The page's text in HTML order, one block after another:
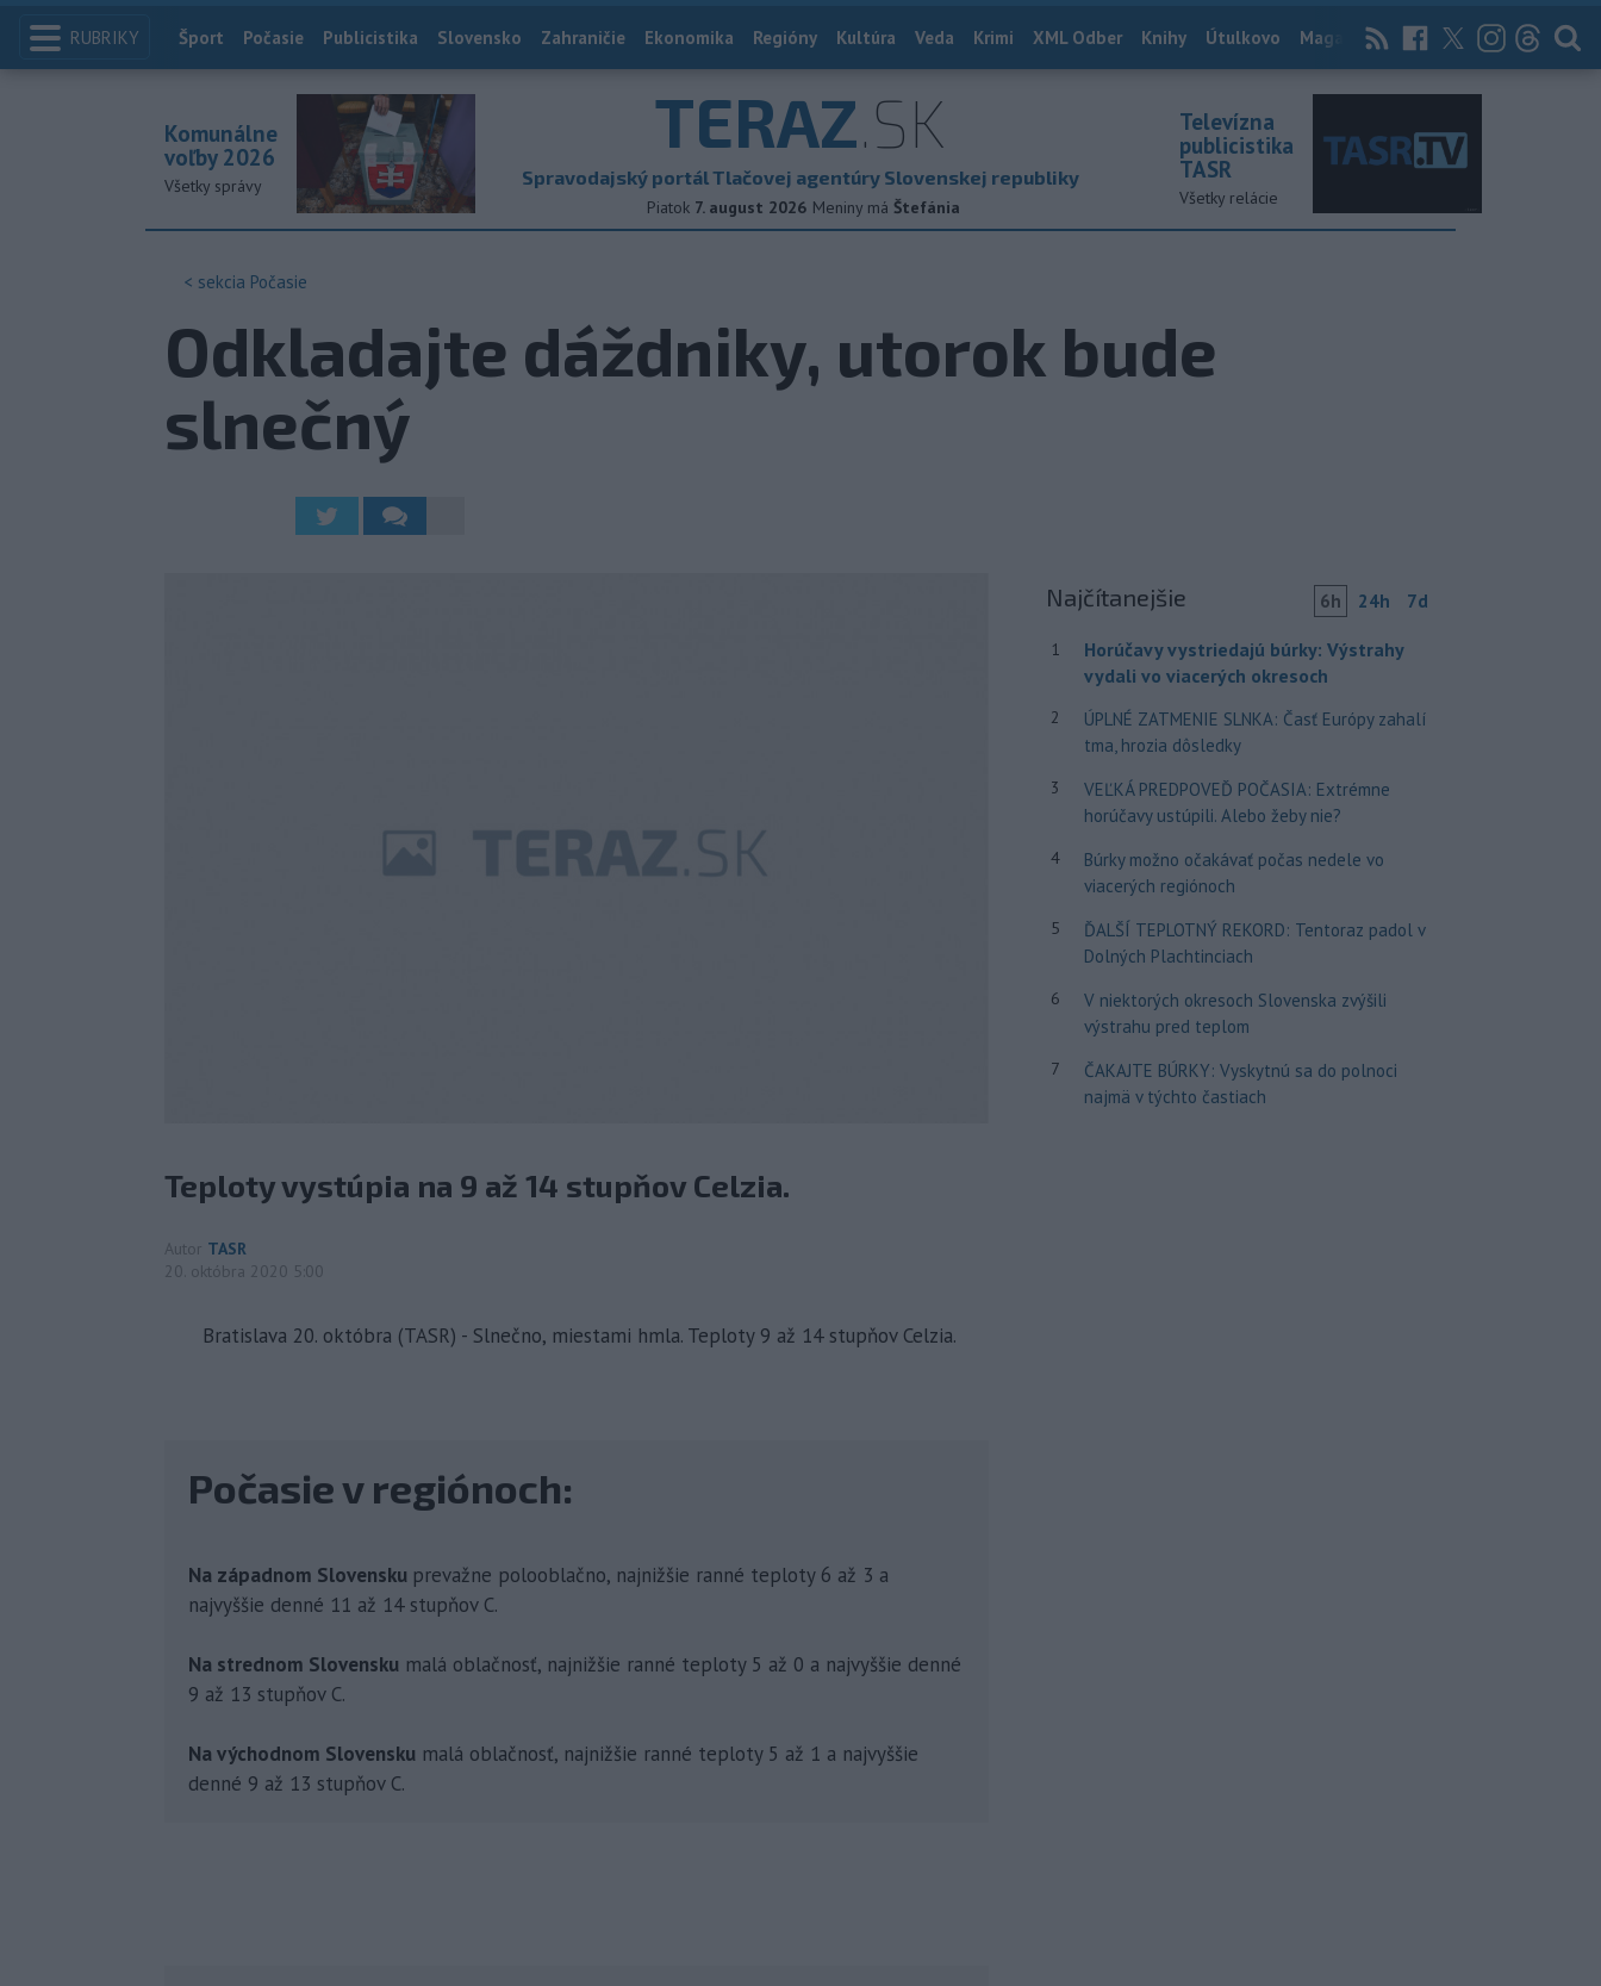
RUBRIKY Index
Šport Počasie Publicistika Slovensko Zahraničie Ekonomika Regióny Kultúra Veda Krimi XML Odber Knihy Útulkovo Magazín News Now Archív
TERAZ.SK
Spravodajský portál Tlačovej agentúry Slovenskej republiky
Piatok 7. august 2026 Meniny má Štefánia
Komunálne
voľby 2026
Všetky správy
Televízna
publicistika
TASR
Všetky relácie
< sekcia Počasie
Odkladajte dáždniky, utorok bude
slnečný
Teploty vystúpia na 9 až 14 stupňov Celzia.
Autor TASR
20. októbra 2020 5:00
Bratislava 20. októbra (TASR) - Slnečno, miestami hmla. Teploty 9 až 14 stupňov Celzia.
Počasie v regiónoch:
Na západnom Slovensku prevažne polooblačno, najnižšie ranné teploty 6 až 3 a
najvyššie denné 11 až 14 stupňov C.
Na strednom Slovensku malá oblačnosť, najnižšie ranné teploty 5 až 0 a najvyššie denné
9 až 13 stupňov C.
Na východnom Slovensku malá oblačnosť, najnižšie ranné teploty 5 až 1 a najvyššie
denné 9 až 13 stupňov C.
Najčítanejšie 6h 24h 7d
1
Horúčavy vystriedajú búrky: Výstrahy
vydali vo viacerých okresoch
2
ÚPLNÉ ZATMENIE SLNKA: Časť Európy zahalí
tma, hrozia dôsledky
3
VEĽKÁ PREDPOVEĎ POČASIA: Extrémne
horúčavy ustúpili. Alebo žeby nie?
4
Búrky možno očakávať počas nedele vo
viacerých regiónoch
5
ĎALŠÍ TEPLOTNÝ REKORD: Tentoraz padol v
Dolných Plachtinciach
6
V niektorých okresoch Slovenska zvýšili
výstrahu pred teplom
7
ČAKAJTE BÚRKY: Vyskytnú sa do polnoci
najmä v týchto častiach